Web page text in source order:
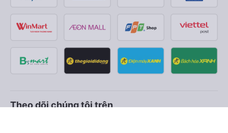
Theo dõi chúng tôi trên